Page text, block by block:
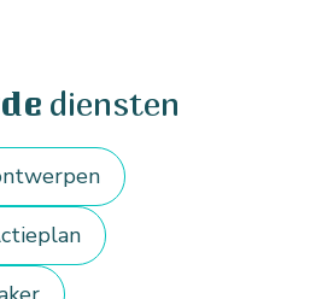
diensten